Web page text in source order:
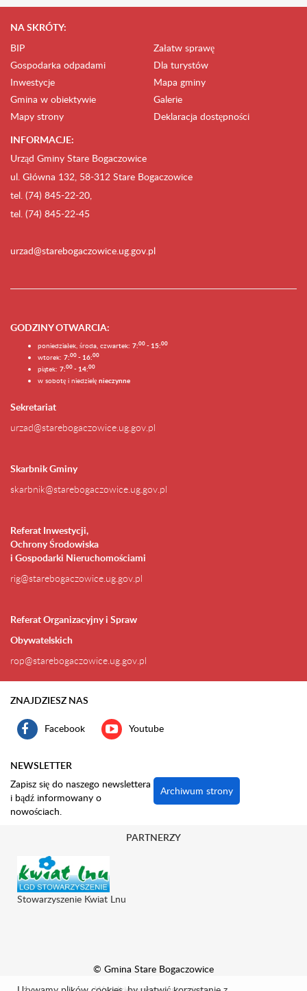
NA SKRÓTY:
BIP
Załatw sprawę
Gospodarka odpadami
Dla turystów
Inwestycje
Mapa gminy
Gmina w obiektywie
Galerie
Mapy strony
Deklaracja dostępności
INFORMACJE:
Urząd Gminy Stare Bogaczowice
ul. Główna 132, 58-312 Stare Bogaczowice
tel. (74) 845-22-20,
tel. (74) 845-22-45
urzad@starebogaczowice.ug.gov.pl
GODZINY OTWARCIA:
poniedziałek, środa, czwartek: 7:00 - 15:00
wtorek: 7:00 - 16:00
piątek: 7:00 - 14:00
w sobotę i niedzielę nieczynne
Sekretariat
urzad@starebogaczowice.ug.gov.pl
Skarbnik Gminy
skarbnik@starebogaczowice.ug.gov.pl
Referat Inwestycji,
Ochrony Środowiska
i Gospodarki Nieruchomościami
rig@starebogaczowice.ug.gov.pl
Referat Organizacyjny i Spraw
Obywatelskich
rop@starebogaczowice.ug.gov.pl
ZNAJDZIESZ NAS
Facebook Youtube
NEWSLETTER
Zapisz się do naszego newslettera
i bądź informowany o
nowościach.
Archiwum strony
© Gmina Stare Bogaczowice
PARTNERZY
Stowarzyszenie Kwiat Lnu